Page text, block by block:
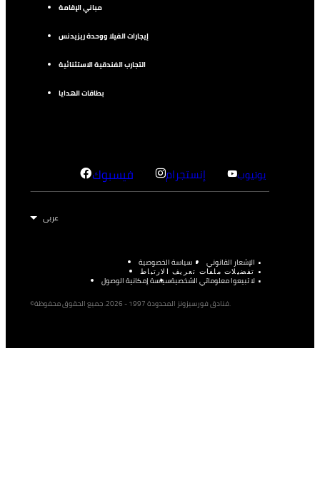
مباني الإقامة
إيجارات الفيلا ووحدة ريزيدنس
التجارب الفندقية الاستثنائية
بطاقات الهدايا
فيسبوك إنستجرام يوتيوب
الإشعار القانوني سياسة الخصوصية
تفضيلات ملفات تعريف الارتباط
لا تبيعوا معلوماتي الشخصيةسياسة إمكانية الوصول
©فنادق فورسيزونز المحدودة 1997 - 2026. جميع الحقوق محفوظة.